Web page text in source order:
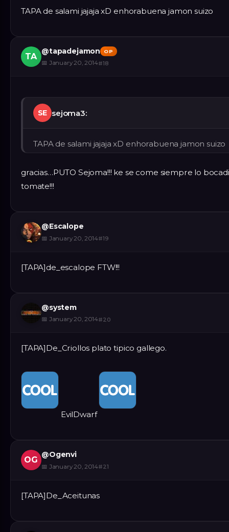
TAPA de salami jajaja xD enhorabuena jamon suizo
TA
@tapadejamon OP
📅 January 20, 2014#18
SE sejoma3:
TAPA de salami jajaja xD enhorabuena jamon suizo
gracias…PUTO Sejoma!!! ke se come siempre lo
tomate!!!
@Escalope
📅 January 20, 2014#19
[TAPA]de_escalope FTW!!!
@system
📅 January 20, 2014#20
[TAPA]De_Criollos plato tipico gallego.
EvilDwarf
OG
@Ogenvi
📅 January 20, 2014#21
[TAPA]De_Aceitunas